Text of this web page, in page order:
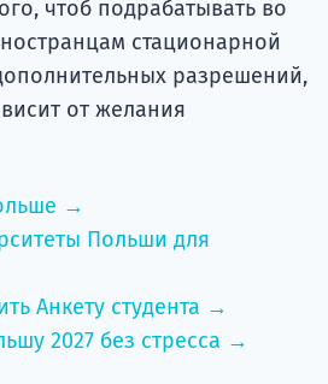
чтоб подрабатывать во
стационарной
разрешений,
от желания
→
Польши для
Анкету студента →
2027 без стресса →